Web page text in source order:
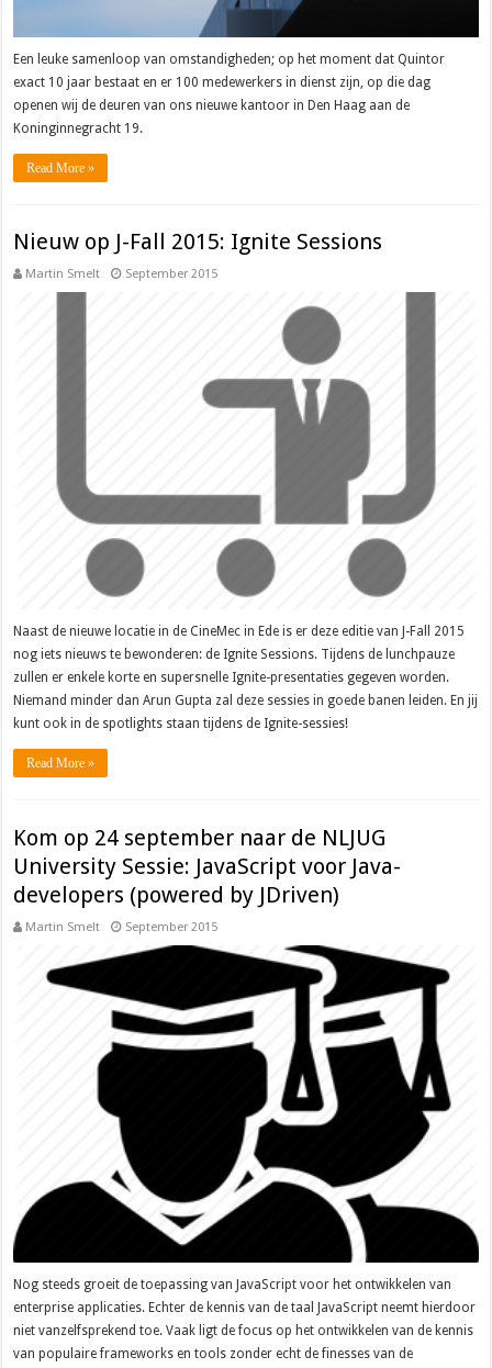
Een leuke samenloop van omstandigheden; op het moment dat Quintor
exact 10 jaar bestaat en er 100 medewerkers in dienst zijn, op die dag
openen wij de deuren van ons nieuwe kantoor in Den Haag aan de
Koninginnegracht 19.
Read More »
Nieuw op J-Fall 2015: Ignite Sessions
Martin Smelt September 2015
Naast de nieuwe locatie in de CineMec in Ede is er deze editie van J-Fall 2015
nog iets nieuws te bewonderen: de Ignite Sessions. Tijdens de lunchpauze
zullen er enkele korte en supersnelle Ignite-presentaties gegeven worden.
Niemand minder dan Arun Gupta zal deze sessies in goede banen leiden. En jij
kunt ook in de spotlights staan tijdens de Ignite-sessies!
Read More »
Kom op 24 september naar de NLJUG
University Sessie: JavaScript voor Java-
developers (powered by JDriven)
Martin Smelt September 2015
Nog steeds groeit de toepassing van JavaScript voor het ontwikkelen van
enterprise applicaties. Echter de kennis van de taal JavaScript neemt hierdoor
niet vanzelfsprekend toe. Vaak ligt de focus op het ontwikkelen van de kennis
van populaire frameworks en tools zonder echt de finesses van de